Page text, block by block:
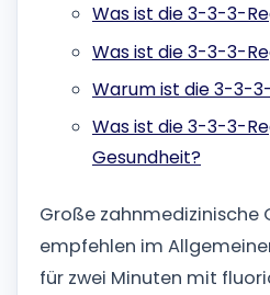
Was ist die 3-3-3-
Was ist die 3-3-3-
Warum ist die 3-3-
Was ist die 3-3-3-
Gesundheit?
Große zahnmedizinische
empfehlen im
für zwei Minuten mit